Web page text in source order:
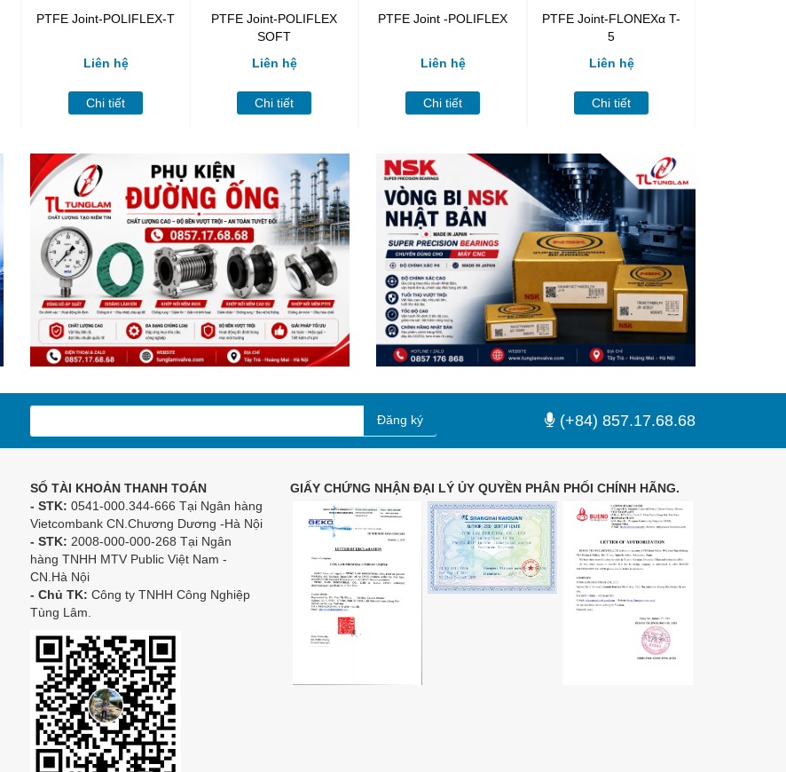
PTFE Joint-POLIFLEX-T
Liên hệ
Chi tiết
PTFE Joint-POLIFLEX
SOFT
Liên hệ
Chi tiết
PTFE Joint -POLIFLEX
Liên hệ
Chi tiết
PTFE Joint-FLONEXα T-
5
Liên hệ
Chi tiết
Đăng ký (+84) 857.17.68.68
SỐ TÀI KHOẢN THANH TOÁN
- STK: 0541-000.344-666 Tại Ngân hàng
Vietcombank CN.Chương Dương -Hà Nội
- STK: 2008-000-000-268 Tại Ngân
hàng TNHH MTV Public Việt Nam -
CN.Hà Nội
- Chủ TK: Công ty TNHH Công Nghiệp
Tùng Lâm.
GIẤY CHỨNG NHẬN ĐẠI LÝ ỦY QUYỀN PHÂN PHỐI CHÍNH HÃNG.